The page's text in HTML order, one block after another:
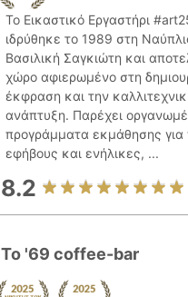
Το Εικαστικό Εργαστήρι
ιδρύθηκε το 1989 στη
Βασιλική Σαγκιώτη και
χώρο αφιερωμένο στη
έκφραση και την
ανάπτυξη. Παρέχει
προγράμματα εκμάθησης για
εφήβους και ενήλικες, ...
8.2
Το '69 coffee-bar